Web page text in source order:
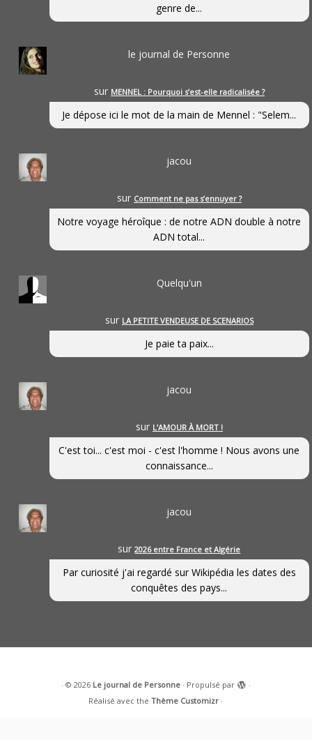
genre de...
le journal de Personne
sur MENNEL : Pourquoi s’est-elle radicalisée ?
Je dépose ici le mot de la main de Mennel : "Selem...
jacou
sur Comment ne pas s’ennuyer ?
Notre voyage héroîque : de notre ADN double à notre
ADN total...
Quelqu'un
sur LA PETITE VENDEUSE DE SCENARIOS
Je paie ta paix...
jacou
sur L’AMOUR À MORT !
C'est toi... c'est moi - c'est l'homme ! Nous avons une
connaissance...
jacou
sur2026 entre France et Algérie
Par curiosité j'ai regardé sur Wikipédia les dates des
conquêtes des pays...
· © 2026 Le journal de Personne· Propulsé par
·
Réalisé avec theThème Customizr ·